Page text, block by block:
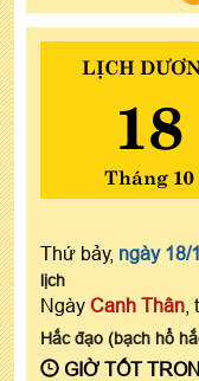
LỊCH
18
Tháng 10
Thứ bảy, ngày 18/
lịch
Ngày Canh Thân
Hắc đạo (bạch hổ
GIỜ TỐT